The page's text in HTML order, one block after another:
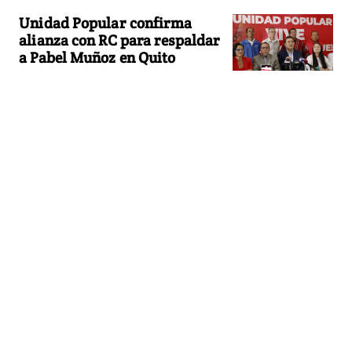
Unidad Popular confirma
alianza con RC para respaldar
a Pabel Muñoz en Quito